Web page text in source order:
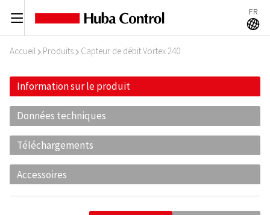
C FR
A
Accueil I Produits I Capteur de débit Vortex 240
Information sur le produit
Données techniques
Téléchargements
Accessoires